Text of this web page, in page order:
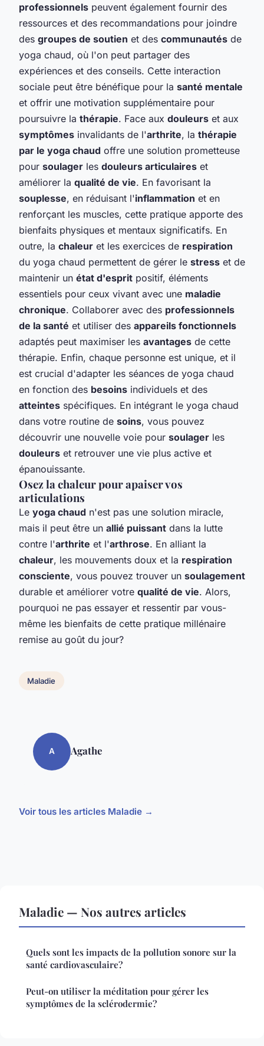
professionnels peuvent également fournir des
ressources et des recommandations pour joindre
des groupes de soutien et des communautés de
yoga chaud, où l'on peut partager des
expériences et des conseils. Cette interaction
sociale peut être bénéfique pour la santé mentale
et offrir une motivation supplémentaire pour
poursuivre la thérapie. Face aux douleurs et aux
symptômes invalidants de l'arthrite, la thérapie
par le yoga chaud offre une solution prometteuse
pour soulager les douleurs articulaires et
améliorer la qualité de vie. En favorisant la
souplesse, en réduisant l'inflammation et en
renforçant les muscles, cette pratique apporte des
bienfaits physiques et mentaux significatifs. En
outre, la chaleur et les exercices de respiration
du yoga chaud permettent de gérer le stress et de
maintenir un état d'esprit positif, éléments
essentiels pour ceux vivant avec une maladie
chronique. Collaborer avec des professionnels
de la santé et utiliser des appareils fonctionnels
adaptés peut maximiser les avantages de cette
thérapie. Enfin, chaque personne est unique, et il
est crucial d'adapter les séances de yoga chaud
en fonction des besoins individuels et des
atteintes spécifiques. En intégrant le yoga chaud
dans votre routine de soins, vous pouvez
découvrir une nouvelle voie pour soulager les
douleurs et retrouver une vie plus active et
épanouissante.
Osez la chaleur pour apaiser vos
articulations
Le yoga chaud n'est pas une solution miracle,
mais il peut être un allié puissant dans la lutte
contre l'arthrite et l'arthrose. En alliant la
chaleur, les mouvements doux et la respiration
consciente, vous pouvez trouver un soulagement
durable et améliorer votre qualité de vie. Alors,
pourquoi ne pas essayer et ressentir par vous-
même les bienfaits de cette pratique millénaire
remise au goût du jour?
Maladie
A Agathe
Voir tous les articles Maladie →
Maladie — Nos autres articles
Quels sont les impacts de la pollution sonore sur la
santé cardiovasculaire?
Peut-on utiliser la méditation pour gérer les
symptômes de la sclérodermie?